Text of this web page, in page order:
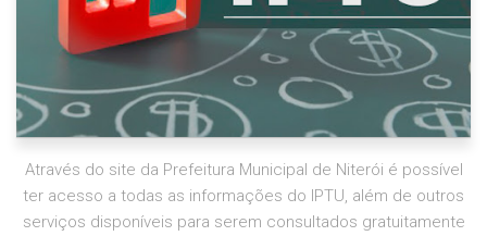
Através do site da Prefeitura Municipal de Niterói é possível
ter acesso a todas as informações do IPTU, além de outros
serviços disponíveis para serem consultados gratuitamente